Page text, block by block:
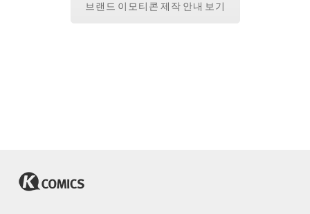
브랜드 이모티콘 제작 안내 보기